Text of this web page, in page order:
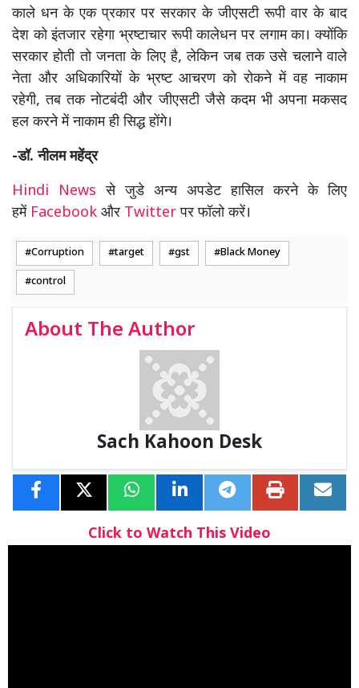
काले धन के एक प्रकार पर सरकार के जीएसटी रूपी वार के बाद
देश को इंतजार रहेगा भ्रष्टाचार रूपी कालेधन पर लगाम का। क्योंकि
सरकार होती तो जनता के लिए है, लेकिन जब तक उसे चलाने वाले
नेता और अधिकारियों के भ्रष्ट आचरण को रोकने में वह नाकाम
रहेगी, तब तक नोटबंदी और जीएसटी जैसे कदम भी अपना मकसद
हल करने में नाकाम ही सिद्ध होंगे।
-डॉ. नीलम महेंद्र
Hindi Newsसे जुडे अन्य अपडेट हासिल करने के लिए
हमें Facebook और Twitterपर फॉलो करें।
Corruption target gst Black Money
control
About The Author
Sach Kahoon Desk
Click to Watch This Video